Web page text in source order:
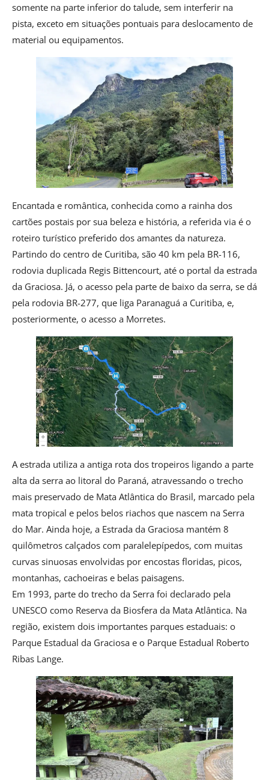
somente na parte inferior do talude, sem interferir na
pista, exceto em situações pontuais para deslocamento de
material ou equipamentos.
Encantada e romântica, conhecida como a rainha dos
cartões postais por sua beleza e história, a referida via é o
roteiro turístico preferido dos amantes da natureza.
Partindo do centro de Curitiba, são 40 km pela BR-116,
rodovia duplicada Regis Bittencourt, até o portal da estrada
da Graciosa. Já, o acesso pela parte de baixo da serra, se dá
pela rodovia BR-277, que liga Paranaguá a Curitiba, e,
posteriormente, o acesso a Morretes.
A estrada utiliza a antiga rota dos tropeiros ligando a parte
alta da serra ao litoral do Paraná, atravessando o trecho
mais preservado de Mata Atlântica do Brasil, marcado pela
mata tropical e pelos belos riachos que nascem na Serra
do Mar. Ainda hoje, a Estrada da Graciosa mantém 8
quilômetros calçados com paralelepípedos, com muitas
curvas sinuosas envolvidas por encostas floridas, picos,
montanhas, cachoeiras e belas paisagens.
Em 1993, parte do trecho da Serra foi declarado pela
UNESCO como Reserva da Biosfera da Mata Atlântica. Na
região, existem dois importantes parques estaduais: o
Parque Estadual da Graciosa e o Parque Estadual Roberto
Ribas Lange.